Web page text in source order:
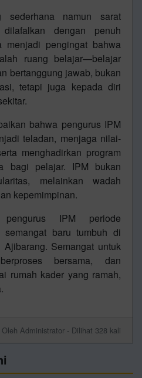
sederhana namun sarat
dengan penuh
menjadi pengingat bahwa
ruang belajar—belajar
bertanggung jawab, bukan
tetapi juga kepada diri
bahwa pengurus IPM
teladan, menjaga nilai-
menghadirkan program
bagi pelajar. IPM bukan
melainkan wadah
kepemimpinan.
IPM periode
semangat baru tumbuh di
Semangat untuk
bersama, dan
rumah kader yang ramah,
Administrator - Dilihat 328 kali